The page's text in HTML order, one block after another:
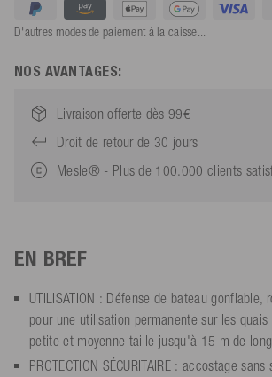
D'autres modes de paiement à la caisse...
NOS AVANTAGES:
Livraison offerte dès 99€
Droit de retour de 30 jours
Mesle® - Plus de 100.000 clients
EN BREF
UTILISATION : Défense de bateau gonflable,
pour une utilisation permanente sur les quais
petite et moyenne taille jusqu'à 15 m de long
PROTECTION SÉCURITAIRE : accostage